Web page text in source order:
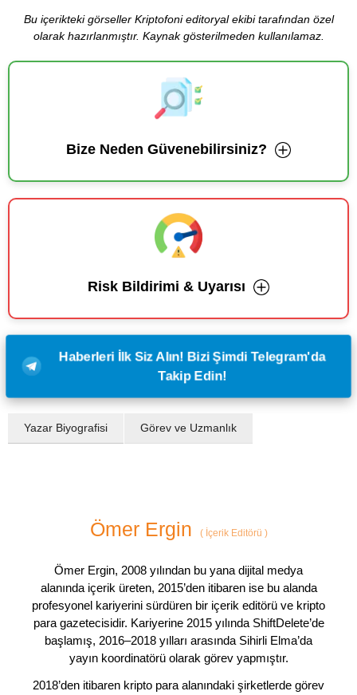
Bu içerikteki görseller Kriptofoni editoryal ekibi tarafından özel
olarak hazırlanmıştır. Kaynak gösterilmeden kullanılamaz.
Bize Neden Güvenebilirsiniz?
Risk Bildirimi & Uyarısı
Haberleri İlk Siz Alın! Bizi Şimdi Telegram'da
Takip Edin!
Yazar Biyografisi Görev ve Uzmanlık
Ömer Ergin (İçerik Editörü )
Ömer Ergin, 2008 yılından bu yana dijital medya
alanında içerik üreten, 2015’den itibaren ise bu alanda
profesyonel kariyerini sürdüren bir içerik editörü ve kripto
para gazetecisidir. Kariyerine 2015 yılında ShiftDelete’de
başlamış, 2016–2018 yılları arasında Sihirli Elma’da
yayın koordinatörü olarak görev yapmıştır.
2018’den itibaren kripto para alanındaki şirketlerde görev